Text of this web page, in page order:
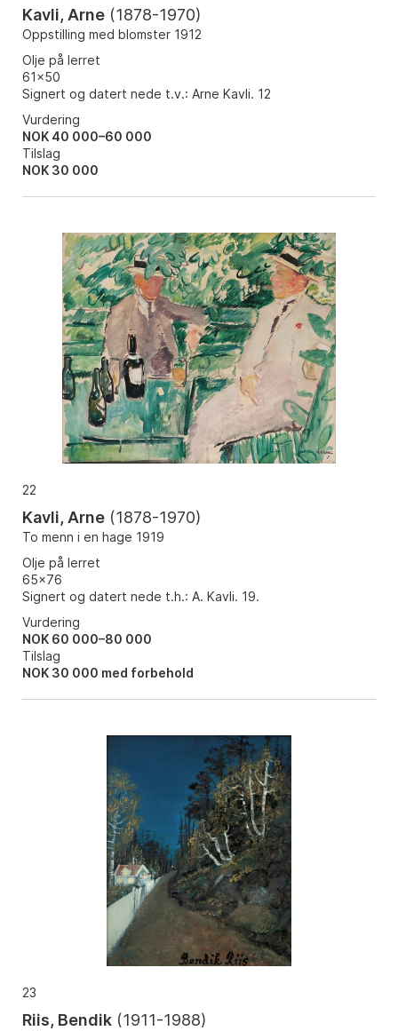
Kavli, Arne (1878-1970)
Oppstilling med blomster 1912
Olje på lerret
61x50
Signert og datert nede t.v.: Arne Kavli. 12
Vurdering
NOK 40 000–60 000
Tilslag
NOK 30 000
22
Kavli, Arne (1878-1970)
To menn i en hage 1919
Olje på lerret
65x76
Signert og datert nede t.h.: A. Kavli. 19.
Vurdering
NOK 60 000–80 000
Tilslag
NOK 30 000 med forbehold
23
Riis, Bendik (1911-1988)